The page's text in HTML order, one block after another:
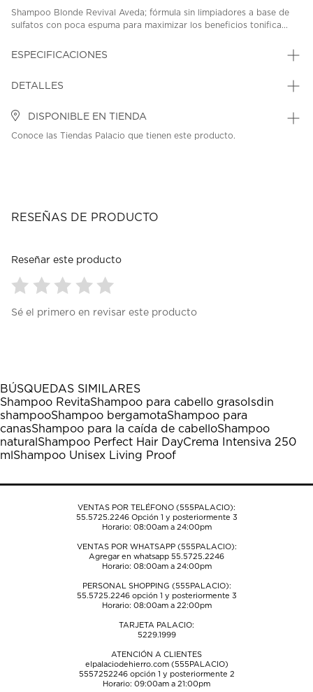
Shampoo Blonde Revival Aveda; fórmula sin limpiadores a base de
sulfatos con poca espuma para maximizar los beneficios tonifica...
ESPECIFICACIONES
DETALLES
DISPONIBLE EN TIENDA
Conoce las Tiendas Palacio que tienen este producto.
RESEÑAS DE PRODUCTO
Reseñar este producto
para
1
estrella
Esta
acción
abrirá
el
formulario
envío.
para
estrellas.
Esta
acción
abrirá
el
formulario
envío.
para
estrellas.
Esta
acción
abrirá
el
formulario
envío.
para
estrellas.
Esta
acción
abrirá
el
formulario
envío.
para
estrellas.
Esta
acción
abrirá
el
formulario
envío.
Sé el primero en revisar este producto
BÚSQUEDAS SIMILARES
Shampoo RevitaShampoo para cabello graso Isdin
shampooShampoo bergamotaShampoo para
canasShampoo para la caída de cabelloShampoo
natural Shampoo Perfect Hair DayCrema Intensiva 250
ml Shampoo Unisex Living Proof
VENTAS POR TELÉFONO (555PALACIO):
55.5725.2246Opción 1 y posteriormente 3
Horario: 08:00am a 24:00pm
VENTAS POR WHATSAPP (555PALACIO):
Agregar en whatsapp 55.5725.2246
Horario: 08:00am a 24:00pm
PERSONAL SHOPPING (555PALACIO):
55.5725.2246opción 1 y posteriormente 3
Horario: 08:00am a 22:00pm
TARJETA PALACIO:
5229.1999
ATENCIÓN A CLIENTES
elpalaciodehierro.com (555PALACIO)
5557252246opción 1 y posteriormente 2
Horario: 09:00am a 21:00pm